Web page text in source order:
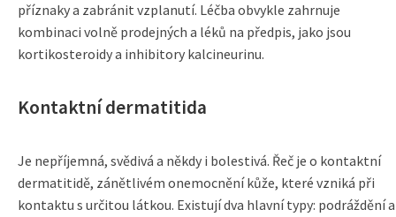
příznaky a zabránit vzplanutí. Léčba obvykle zahrnuje
kombinaci volně prodejných a léků na předpis, jako jsou
kortikosteroidy a inhibitory kalcineurinu.
Kontaktní dermatitida
Je nepříjemná, svědivá a někdy i bolestivá. Řeč je o kontaktní
dermatitidě, zánětlivém onemocnění kůže, které vzniká při
kontaktu s určitou látkou. Existují dva hlavní typy: podráždění a